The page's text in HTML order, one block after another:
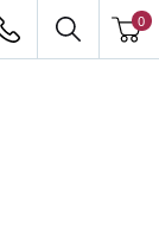
0